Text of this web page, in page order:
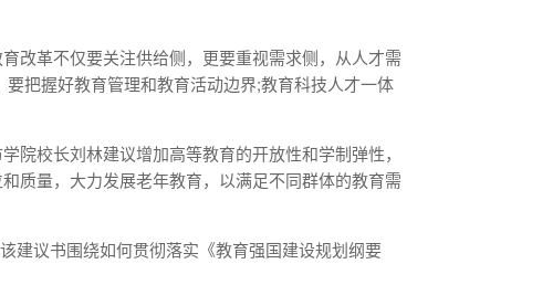
改革不仅要关注供给侧，更要重视需求侧，从人才需
把握好教育管理和教育活动边界;教育科技人才一体
院校长刘林建议增加高等教育的开放性和学制弹性，
质量，大力发展老年教育，以满足不同群体的教育需
建议书围绕如何贯彻落实《教育强国建设规划纲要